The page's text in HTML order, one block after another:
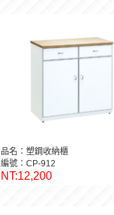
品名：塑鋼收納櫃
編號：CP-912
NT:12,200